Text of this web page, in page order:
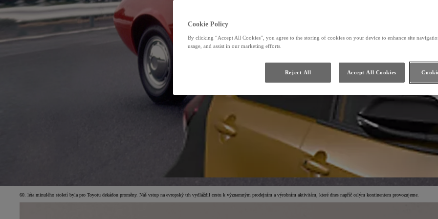
60. léta minulého století byla pro Toyotu dekádou proměny. Náš vstup na evropský trh vydláždil cestu k významným prodejním a výrobním aktivitám, které dnes napříč celým kontinentem provozujeme.
Cookie Policy
By clicking “Accept All Cookies”, you agree to the storing of cookies on your device to enhance site
usage, and assist in our marketing efforts.
Reject All Accept All Cookies